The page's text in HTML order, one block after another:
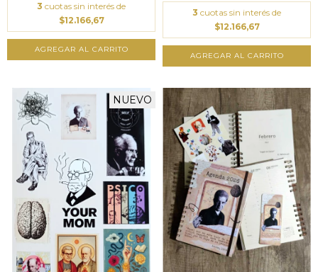
3 cuotas sin interés de
$12.166,67
3 cuotas sin interés de
$12.166,67
NUEVO